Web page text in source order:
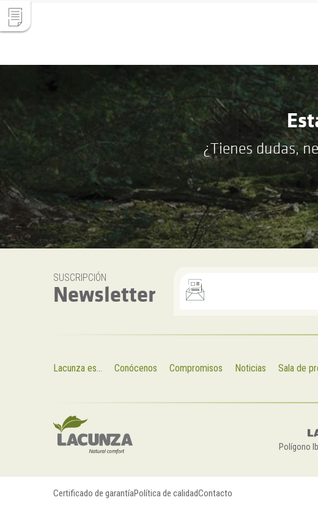
¿Tienes dudas,
SUSCRIPCIÓN
Newsletter
Lacunza es... Conócenos Compromisos Noticias Sala de
Polígono
Certificado de garantíaPolítica de calidadContacto